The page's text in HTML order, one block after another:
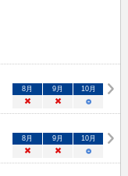
8 月 9 月 10月
× × ○
8 月 9 月 10月
× × ○